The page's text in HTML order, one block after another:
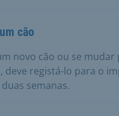
cão
novo cão ou se
deve registá-lo para o
semanas.